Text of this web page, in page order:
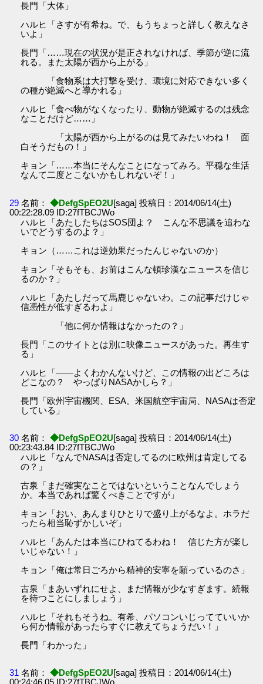
長門「大体」
ハルヒ「さすが有希ね。で、もうちょっと詳しく教えなさ
いよ」
長門「……現在の状況が是正されなければ、季節が逆に流
れる。また太陽が西から上がる」
「食物系は大打撃を受け、環境に対応できない多く
の種が絶滅へと導かれる」
ハルヒ「食べ物がなくなったり、動物が絶滅するのは残念
なことだけど……」
「太陽が西から上がるのは見てみたいわね！ 面
白そうだもの！」
キョン「……本当にそんなことになってみろ。平穏な生活
なんて二度とこないかもしれないぞ！」
29 名前： ◆DefgSpEO2U[saga] 投稿日：2014/06/14(土)
00:22:28.09 ID:27fTBCJWo
ハルヒ「あたしたちはSOS団よ？ こんな不思議を追わな
いでどうするのよ？」
キョン（……これは逆効果だったんじゃないのか）
キョン「そもそも、お前はこんな頓珍漢なニュースを信じ
るのか？」
ハルヒ「あたしだって馬鹿じゃないわ。この記事だけじゃ
信憑性が低すぎるわよ」
「他に何か情報はなかったの？」
長門「このサイトとは別に映像ニュースがあった。再生す
る」
ハルヒ「――よくわかんないけど、この情報の出どころは
どこなの？ やっぱりNASAかしら？」
長門「欧州宇宙機関、ESA。米国航空宇宙局、NASAは否定
している」
30 名前： ◆DefgSpEO2U[saga] 投稿日：2014/06/14(土)
00:23:43.84 ID:27fTBCJWo
ハルヒ「なんでNASAは否定してるのに欧州は肯定してる
の？」
古泉「まだ確実なことではないということなんでしょう
か。本当であれば驚くべきことですが」
キョン「おい、あんまりひとりで盛り上がるなよ。ホラだ
ったら相当恥ずかしいぞ」
ハルヒ「あんたは本当にひねてるわね！ 信じた方が楽し
いじゃない！」
キョン「俺は常日ごろから精神的安寧を願っているのさ」
古泉「まあいずれにせよ、まだ情報が少なすぎます。続報
を待つことにしましょう」
ハルヒ「それもそうね。有希、パソコンいじってていいか
ら何か情報があったらすぐに教えてちょうだい！」
長門「わかった」
31 名前： ◆DefgSpEO2U[saga] 投稿日：2014/06/14(土)